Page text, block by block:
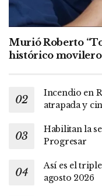
Murió Roberto
histórico movilero
Incendio en
atrapada y
Habilitan la
Progresar
Así es el
agosto 2026